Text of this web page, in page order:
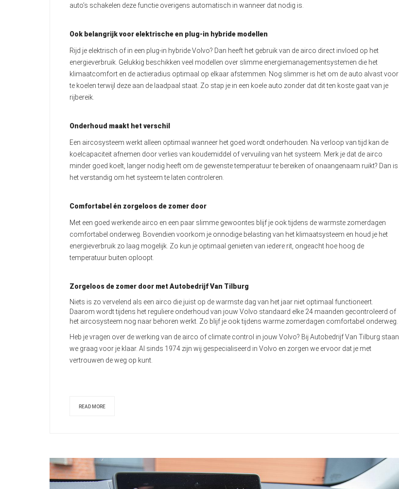
auto’s schakelen deze functie overigens automatisch in wanneer dat nodig is.
Ook belangrijk voor elektrische en plug-in hybride modellen
Rijd je elektrisch of in een plug-in hybride Volvo? Dan heeft het gebruik van de airco direct invloed op het
energieverbruik. Gelukkig beschikken veel modellen over slimme energiemanagementsystemen die het
klimaatcomfort en de actieradius optimaal op elkaar afstemmen. Nog slimmer is het om de auto alvast voor
te koelen terwijl deze aan de laadpaal staat. Zo stap je in een koele auto zonder dat dit ten koste gaat van je
rijbereik.
Onderhoud maakt het verschil
Een aircosysteem werkt alleen optimaal wanneer het goed wordt onderhouden. Na verloop van tijd kan de
koelcapaciteit afnemen door verlies van koudemiddel of vervuiling van het systeem. Merk je dat de airco
minder goed koelt, langer nodig heeft om de gewenste temperatuur te bereiken of onaangenaam ruikt? Dan is
het verstandig om het systeem te laten controleren.
Comfortabel én zorgeloos de zomer door
Met een goed werkende airco en een paar slimme gewoontes blijf je ook tijdens de warmste zomerdagen
comfortabel onderweg. Bovendien voorkom je onnodige belasting van het klimaatsysteem en houd je het
energieverbruik zo laag mogelijk. Zo kun je optimaal genieten van iedere rit, ongeacht hoe hoog de
temperatuur buiten oploopt.
Zorgeloos de zomer door met Autobedrijf Van Tilburg
Niets is zo vervelend als een airco die juist op de warmste dag van het jaar niet optimaal functioneert.
Daarom wordt tijdens het reguliere onderhoud van jouw Volvo standaard elke 24 maanden gecontroleerd of
het aircosysteem nog naar behoren werkt. Zo blijf je ook tijdens warme zomerdagen comfortabel onderweg.
Heb je vragen over de werking van de airco of climate control in jouw Volvo? Bij Autobedrijf Van Tilburg staan
we graag voor je klaar. Al sinds 1974 zijn wij gespecialiseerd in Volvo en zorgen we ervoor dat je met
vertrouwen de weg op kunt.
READ MORE